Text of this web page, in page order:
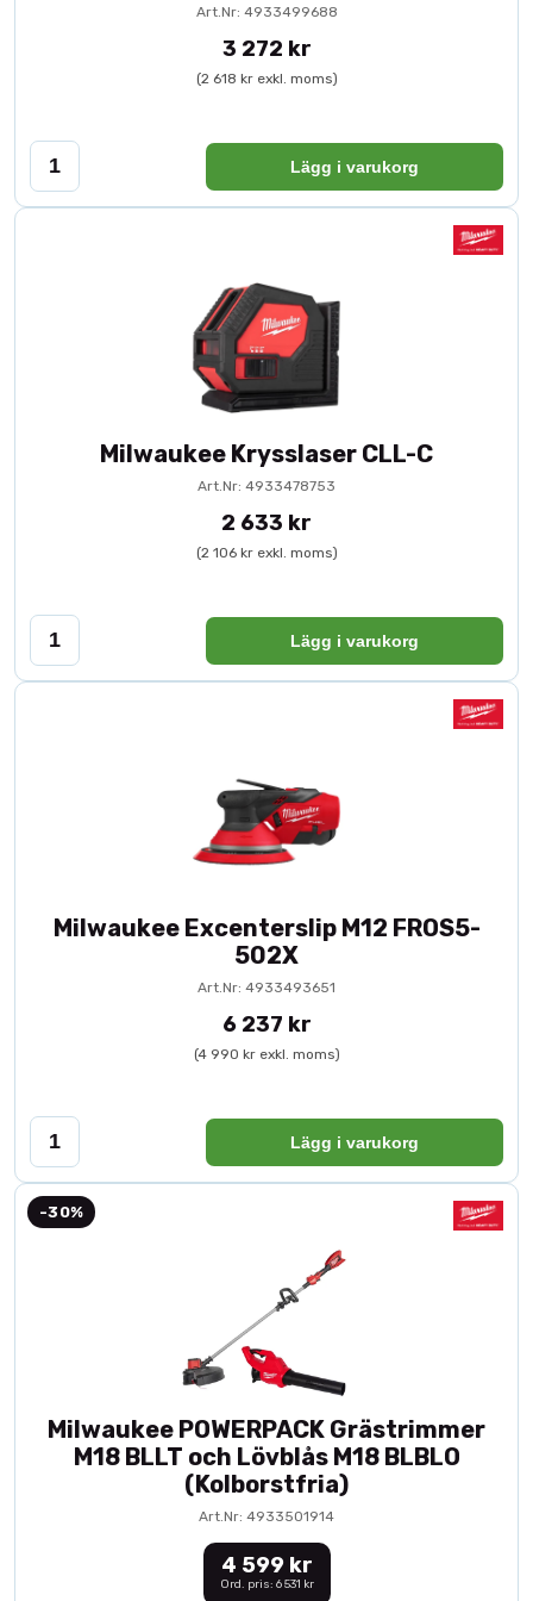
Art.Nr: 4933499688
3 272 kr
(2 618 kr exkl. moms)
Lägg i varukorg
Milwaukee Krysslaser CLL-C
Art.Nr: 4933478753
2 633 kr
(2 106 kr exkl. moms)
Lägg i varukorg
Milwaukee Excenterslip M12 FROS5-
502X
Art.Nr: 4933493651
6 237 kr
(4 990 kr exkl. moms)
Lägg i varukorg
-30%
Milwaukee POWERPACK Grästrimmer
M18 BLLT och Lövblås M18 BLBLO
(Kolborstfria)
Art.Nr: 4933501914
4 599 kr
Ord. pris: 6 531 kr